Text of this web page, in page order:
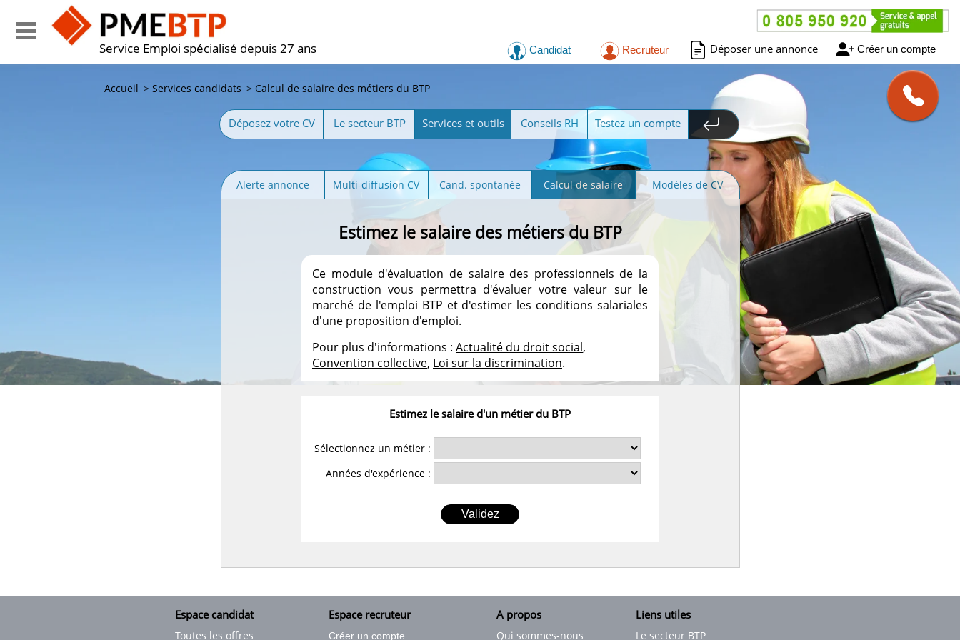
Service Emploi spécialisé depuis 27 ans Candidat Recruteur Déposer une annonce Créer un compte
Accueil > Services candidats > Calcul de salaire des métiers du BTP
Déposez votre CV Le secteur BTP Services et outils Conseils RH Testez un compte
Alerte annonce Multi-diffusion CV Cand. spontanée Calcul de salaire Modèles de CV
Estimez le salaire des métiers du BTP
Ce module d'évaluation de salaire des professionnels de la
construction vous permettra d'évaluer votre valeur sur le
marché de l'emploi BTP et d'estimer les conditions salariales
d'une proposition d'emploi.
Pour plus d'informations : Actualité du droit social,
Convention collective, Loi sur la discrimination.
Estimez le salaire d'un métier du BTP
Sélectionnez un métier :
Années d'expérience :
Espace candidat
Toutes les offres
Espace recruteur
Créer un compte
A propos
Qui sommes-nous
Liens utiles
Le secteur BTP